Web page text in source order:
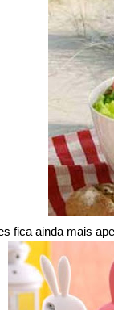
fica ainda mais